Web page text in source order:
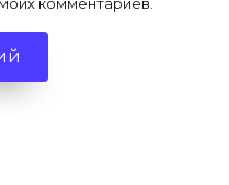
комментариев.